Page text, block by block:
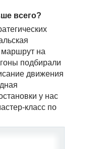
всего?
маршрут на
подбирали
движения
у нас
класс по